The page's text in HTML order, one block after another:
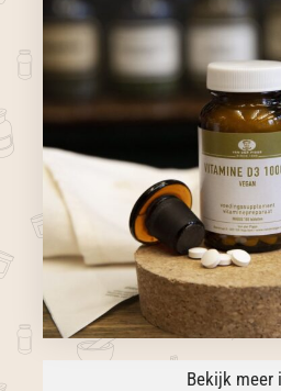
Bekijk meer